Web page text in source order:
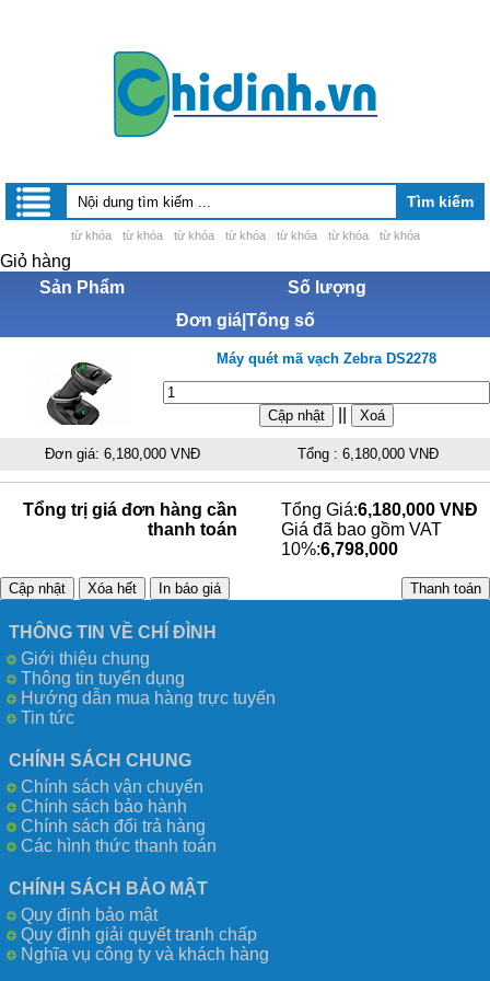
từ khóa từ khóa từ khóa từ khóa từ khóa từ khóa từ khóa
Giỏ hàng
Sản Phẩm
Số lượng
Đơn giá|Tống số
Máy quét mã vạch Zebra DS2278
Đơn giá: 6,180,000 VNĐ Tổng : 6,180,000 VNĐ
Tổng trị giá đơn hàng cần
thanh toán
Tổng Giá:6,180,000 VNĐ
Giá đã bao gồm VAT
10%:6,798,000
THÔNG TIN VỀ CHÍ ĐÌNH
Giới thiệu chung
Thông tin tuyển dụng
Hướng dẫn mua hàng trực tuyến
Tin tức
CHÍNH SÁCH CHUNG
Chính sách vận chuyển
Chính sách bảo hành
Chính sách đổi trả hàng
Các hình thức thanh toán
CHÍNH SÁCH BẢO MẬT
Quy định bảo mật
Quy định giải quyết tranh chấp
Nghĩa vụ công ty và khách hàng